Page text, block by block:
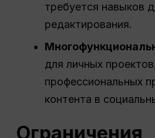
требуется навыков
редактирования.
для личных
профессиональных
контента в
Ограничения